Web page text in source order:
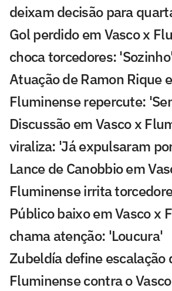
deixam decisão para
Gol perdido em Vasco x
choca torcedores:
Atuação de Ramon Rique
Fluminense repercute:
Discussão em Vasco x
viraliza: 'Já expulsaram
Lance de Canobbio em
Fluminense irrita
Público baixo em Vasco x
chama atenção: 'Loucura'
Zubeldía define escalação
Fluminense contra o Vasco